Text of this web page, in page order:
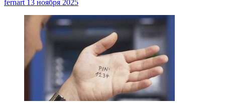
fernart 13 ноября 2025